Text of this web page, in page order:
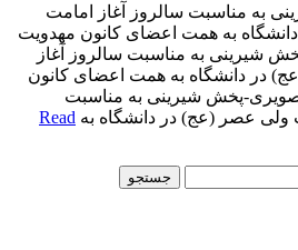
به مناسبت سالروز آغاز امامت
به همت اعضای کانون مهدویت
شیرینی به مناسبت سالروز آغاز
در دانشگاه به همت اعضای کانون
پخش شیرینی به مناسبت
عصر (عج) در دانشگاه به Read